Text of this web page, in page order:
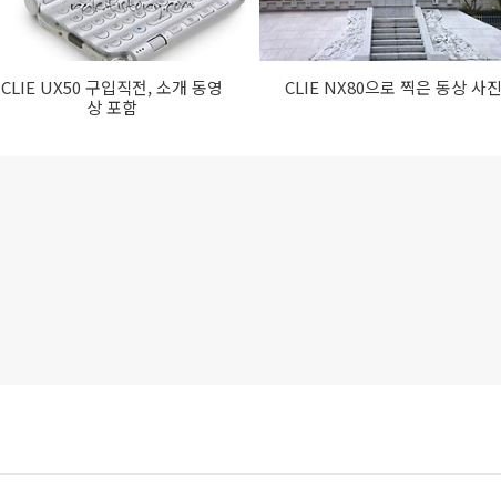
CLIE UX50 구입직전, 소개 동영
상 포함
CLIE NX80으로 찍은 동상 사진